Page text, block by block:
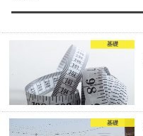
基礎
基礎